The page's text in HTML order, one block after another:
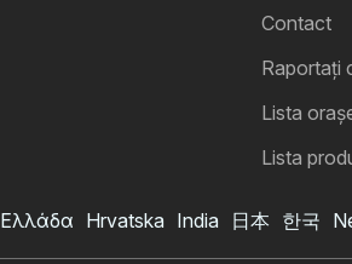
Contact
Raportați
Lista
Lista
Ελλάδα Hrvatska India 日本 한국